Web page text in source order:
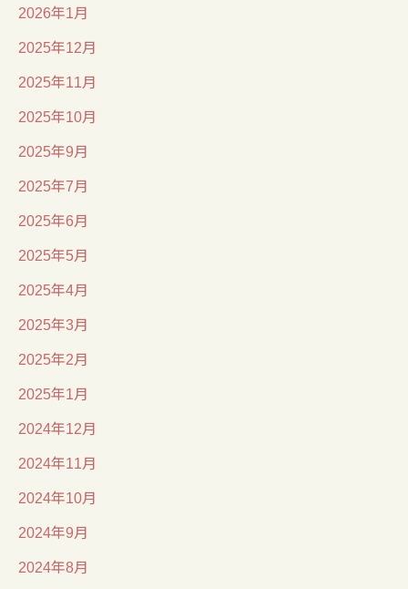
2026年1月
2025年12月
2025年11月
2025年10月
2025年9月
2025年7月
2025年6月
2025年5月
2025年4月
2025年3月
2025年2月
2025年1月
2024年12月
2024年11月
2024年10月
2024年9月
2024年8月